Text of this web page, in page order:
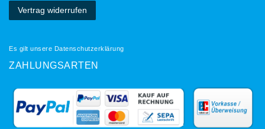
Vertrag widerrufen
Es gilt unsere Datenschutzerklärung
ZAHLUNGSARTEN